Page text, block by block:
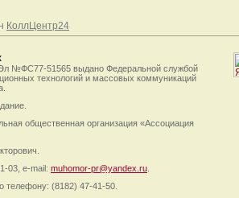
КоллЦентр24
№ФС77-51565 выдано Федеральной службой
технологий и массовых коммуникаций
общественная организация «Ассоциация
03, e-mail: muhomor-pr@yandex.ru
телефону: (8182) 47-41-50.